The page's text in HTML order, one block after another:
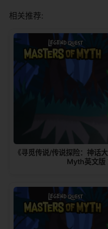
相关推荐:
《寻觅传说/传说探险：神
Myth英文版